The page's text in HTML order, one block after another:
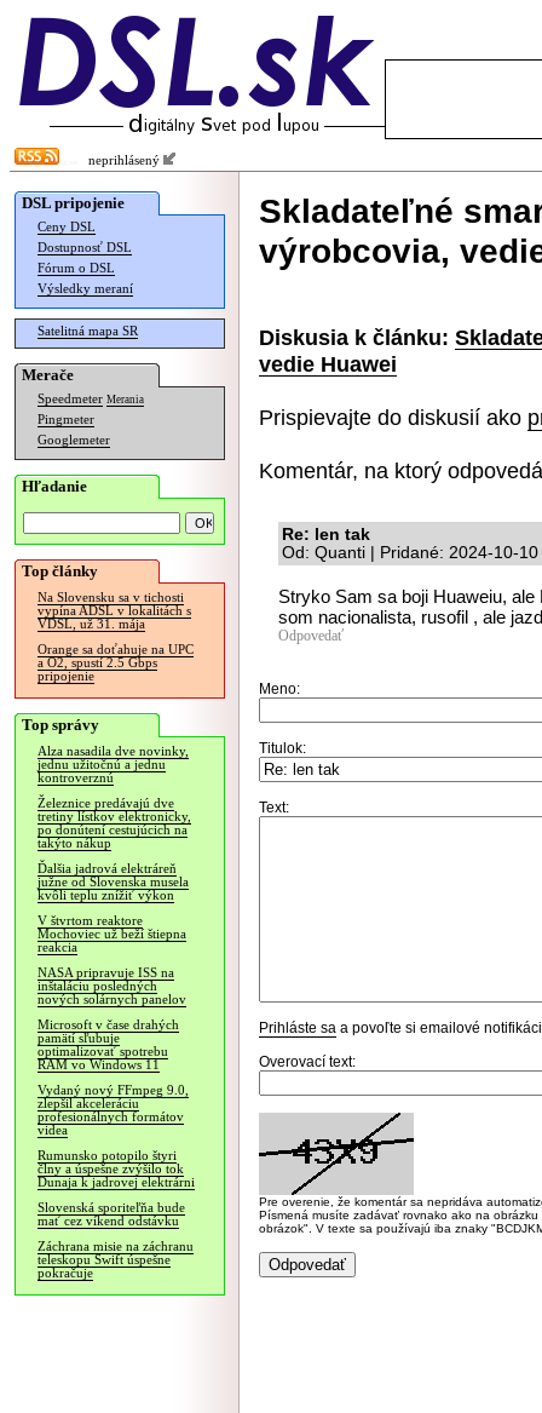
neprihlásený
DSL pripojenie
Ceny DSL
Dostupnosť DSL
Fórum o DSL
Výsledky meraní
Satelitná mapa SR
Merače
Speedmeter Merania
Pingmeter
Googlemeter
Hľadanie
Top články
Na Slovensku sa v tichosti
vypína ADSL v lokalitách s
VDSL, už 31. mája
Orange sa doťahuje na UPC
a O2, spustí 2.5 Gbps
pripojenie
Top správy
Alza nasadila dve novinky,
jednu užitočnú a jednu
kontroverznú
Železnice predávajú dve
tretiny lístkov elektronicky,
po donútení cestujúcich na
takýto nákup
Ďalšia jadrová elektráreň
južne od Slovenska musela
kvôli teplu znížiť výkon
V štvrtom reaktore
Mochoviec už beží štiepna
reakcia
NASA pripravuje ISS na
inštaláciu posledných
nových solárnych panelov
Microsoft v čase drahých
pamätí sľubuje
optimalizovať spotrebu
RAM vo Windows 11
Vydaný nový FFmpeg 9.0,
zlepšil akceleráciu
profesionálnych formátov
videa
Rumunsko potopilo štyri
člny a úspešne zvýšilo tok
Dunaja k jadrovej elektrárni
Slovenská sporiteľňa bude
mať cez víkend odstávku
Záchrana misie na záchranu
teleskopu Swift úspešne
pokračuje
Skladateľné
výrobcovia,
Diskusia k článku:
vedie Huawei
Prispievajte do diskusií ako
Komentár, na ktorý
Re: len tak
Od: Quanti | Pridané: 2024-10-
Stryko Sam sa boji Huaweiu,
som nacionalista, rusofil , ale
Odpovedať
Meno:
Titulok:
Text:
Prihláste sa a povoľte si emailové
Overovací text:
Pre overenie, že komentár sa nepridáva
Písmená musíte zadávať rovnako ako na
obrázok". V texte sa používajú iba znaky